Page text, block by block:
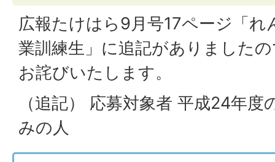
広報たけはら9月号17ページ「れ
業訓練生」に追記がありました
お詫びいたします。
（追記） 応募対象者 平成24年
みの人